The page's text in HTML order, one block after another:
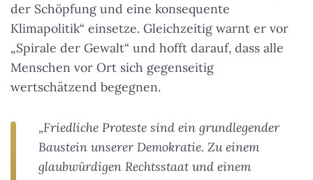
der Schöpfung und eine konsequente
Klimapolitik“ einsetze. Gleichzeitig warnt er vor
„Spirale der Gewalt“ und hofft darauf, dass alle
Menschen vor Ort sich gegenseitig
wertschätzend begegnen.
„Friedliche Proteste sind ein grundlegender
Baustein unserer Demokratie. Zu einem
glaubwürdigen Rechtsstaat und einem